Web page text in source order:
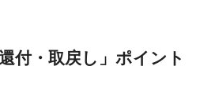
付・取戻し」ポイント